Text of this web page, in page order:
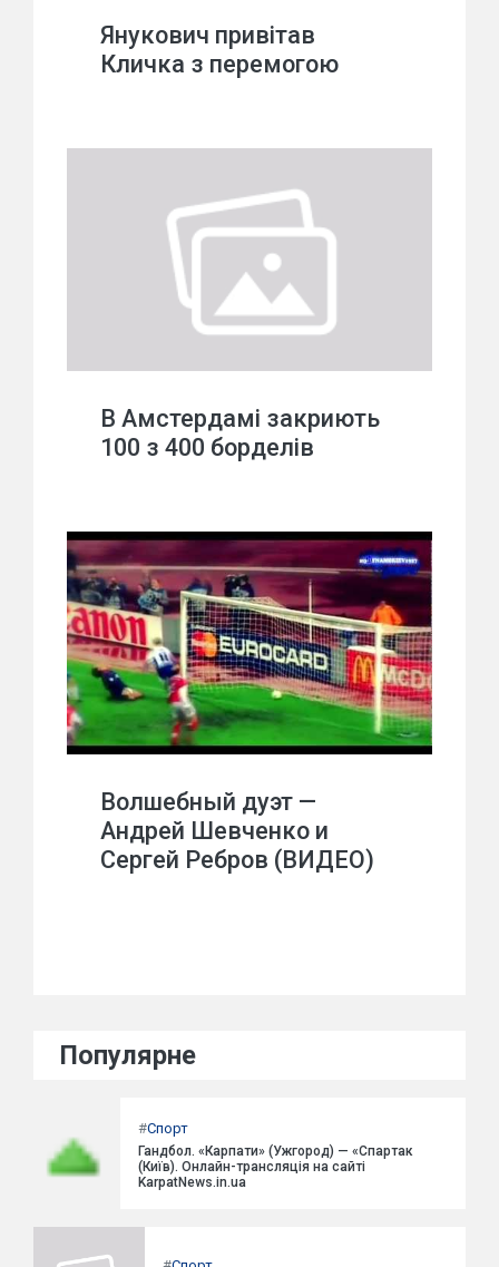
Янукович привітав
Кличка з перемогою
В Амстердамі закриють
100 з 400 борделів
Волшебный дуэт —
Андрей Шевченко и
Сергей Ребров (ВИДЕО)
Популярне
#Спорт
Гандбол. «Карпати» (Ужгород) — «Спартак
(Київ). Онлайн-трансляція на сайті
KarpatNews.in.ua